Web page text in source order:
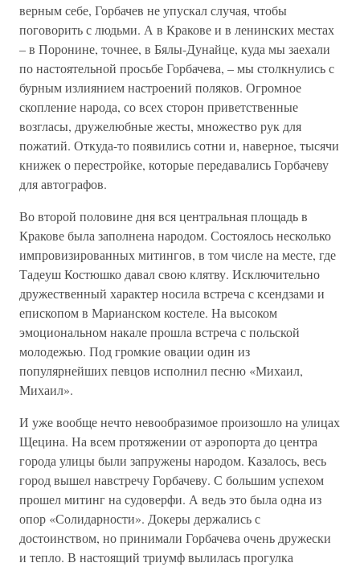
верным себе, Горбачев не упускал случая, чтобы
поговорить с людьми. А в Кракове и в ленинских местах
– в Поронине, точнее, в Бялы-Дунайце, куда мы заехали
по настоятельной просьбе Горбачева, – мы столкнулись с
бурным излиянием настроений поляков. Огромное
скопление народа, со всех сторон приветственные
возгласы, дружелюбные жесты, множество рук для
пожатий. Откуда-то появились сотни и, наверное, тысячи
книжек о перестройке, которые передавались Горбачеву
для автографов.
Во второй половине дня вся центральная площадь в
Кракове была заполнена народом. Состоялось несколько
импровизированных митингов, в том числе на месте, где
Тадеуш Костюшко давал свою клятву. Исключительно
дружественный характер носила встреча с ксендзами и
епископом в Марианском костеле. На высоком
эмоциональном накале прошла встреча с польской
молодежью. Под громкие овации один из
популярнейших певцов исполнил песню «Михаил,
Михаил».
И уже вообще нечто невообразимое произошло на улицах
Щецина. На всем протяжении от аэропорта до центра
города улицы были запружены народом. Казалось, весь
город вышел навстречу Горбачеву. С большим успехом
прошел митинг на судоверфи. А ведь это была одна из
опор «Солидарности». Докеры держались с
достоинством, но принимали Горбачева очень дружески
и тепло. В настоящий триумф вылилась прогулка